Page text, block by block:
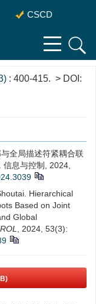
CSCD
: 400-415. > DOI:
全局描述符紧耦合联
息与控制, 2024,
Hierarchical
Based on Joint
Global
, 2024, 53(3):